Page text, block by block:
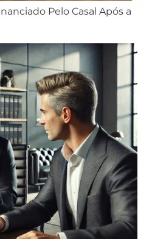
Pelo Casal Após a